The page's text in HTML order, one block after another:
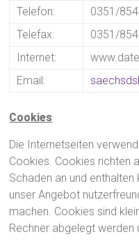
Telefon:
0351/
Telefax:
0351/
Internet:
Email:
Cookies
Die Internetseiten
Cookies. Cookies richten
Schaden an und enthalten
unser Angebot
machen. Cookies sind
Rechner abgelegt werden